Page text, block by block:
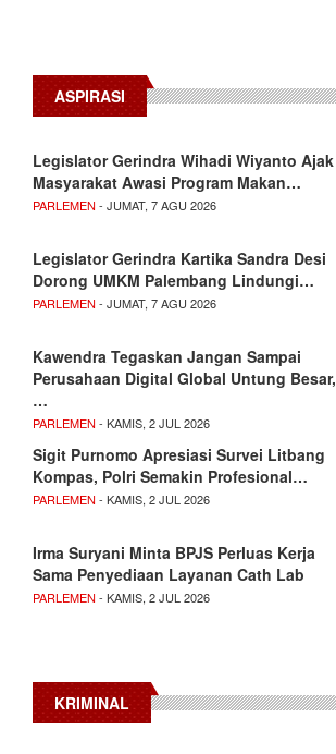
ASPIRASI
Legislator Gerindra Wihadi Wiyanto Ajak
Masyarakat Awasi Program Makan…
PARLEMEN - JUMAT, 7 AGU 2026
Legislator Gerindra Kartika Sandra Desi
Dorong UMKM Palembang Lindungi…
PARLEMEN - JUMAT, 7 AGU 2026
Kawendra Tegaskan Jangan Sampai
Perusahaan Digital Global Untung Besar,
…
PARLEMEN - KAMIS, 2 JUL 2026
Sigit Purnomo Apresiasi Survei Litbang
Kompas, Polri Semakin Profesional…
PARLEMEN - KAMIS, 2 JUL 2026
Irma Suryani Minta BPJS Perluas Kerja
Sama Penyediaan Layanan Cath Lab
PARLEMEN - KAMIS, 2 JUL 2026
KRIMINAL